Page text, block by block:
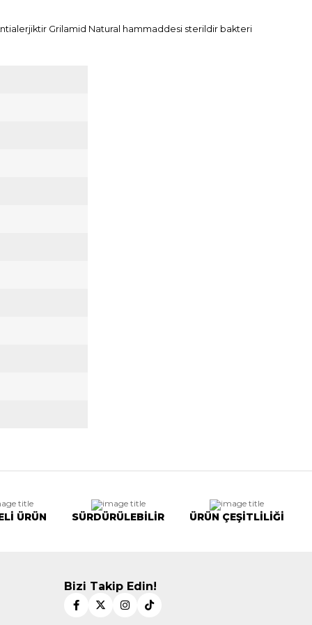
Grilamid Natural hammaddesi sterildir bakteri
ÜRÜN SÜRDÜRÜLEBİLİR ÜRÜN ÇEŞİTLİLİĞİ
Bizi Takip Edin!